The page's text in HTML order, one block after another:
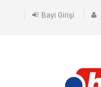
Bayi Girişi